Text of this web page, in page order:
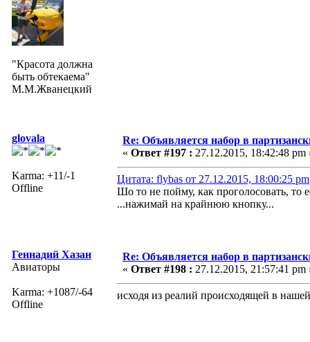
"Красота должна
быть обтекаема"
М.М.Жванецкий
glovala
Karma: +11/-1
Offline
Re: Объявляется набор в
« Ответ #197 : 27.12.2015, 18:42:48 pm
Цитата: flybas от 27.12.2015, 18:00:25 pm
Шо то не пойму, как проголосовать, то
...нажимай на крайнюю кнопку...
Геннадий Хазан
Авиаторы
Karma: +1087/-64
Offline
Re: Объявляется набор в
« Ответ #198 : 27.12.2015, 21:57:41 pm
исходя из реалий происходящей в